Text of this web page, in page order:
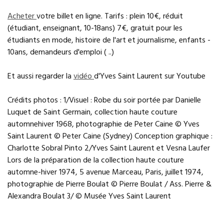
Achetervotre billet en ligne. Tarifs : plein 10€, réduit
(étudiant, enseignant, 10-18ans) 7€, gratuit pour les
étudiants en mode, histoire de l'art et journalisme, enfants -
10ans, demandeurs d'emploi ( ..)
Et aussi regarder lavidéod'Yves Saint Laurent sur Youtube
Crédits photos : 1/Visuel : Robe du soir portée par Danielle
Luquet de Saint Germain, collection haute couture
automnehiver 1968, photographie de Peter Caine © Yves
Saint Laurent © Peter Caine (Sydney) Conception graphique :
Charlotte Sobral Pinto 2/Yves Saint Laurent et Vesna Laufer
Lors de la préparation de la collection haute couture
automne-hiver 1974, 5 avenue Marceau, Paris, juillet 1974,
photographie de Pierre Boulat © Pierre Boulat / Ass. Pierre &
Alexandra Boulat 3/ © Musée Yves Saint Laurent